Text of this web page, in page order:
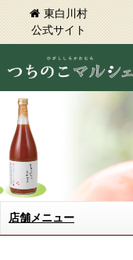
東白川村
公式サイト
東白川村 つちのこマルシェ
店舗メニュー